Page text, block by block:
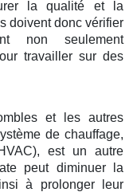
la qualité et la
doivent donc vérifier
non seulement
travailler sur des
et les autres
de chauffage,
est un autre
peut diminuer la
à prolonger leur